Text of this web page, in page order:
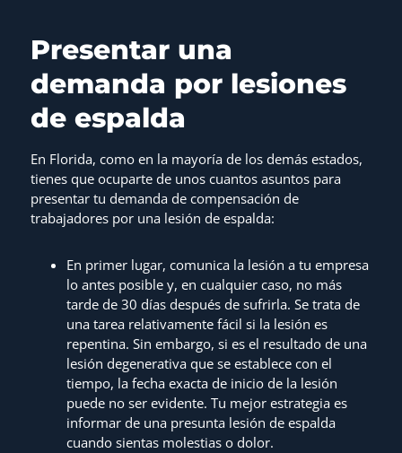
Presentar una
demanda por lesiones
de espalda
En Florida, como en la mayoría de los demás estados,
tienes que ocuparte de unos cuantos asuntos para
presentar tu demanda de compensación de
trabajadores por una lesión de espalda:
En primer lugar, comunica la lesión a tu empresa
lo antes posible y, en cualquier caso, no más
tarde de 30 días después de sufrirla. Se trata de
una tarea relativamente fácil si la lesión es
repentina. Sin embargo, si es el resultado de una
lesión degenerativa que se establece con el
tiempo, la fecha exacta de inicio de la lesión
puede no ser evidente. Tu mejor estrategia es
informar de una presunta lesión de espalda
cuando sientas molestias o dolor.